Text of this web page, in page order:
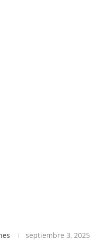
septiembre 3, 2025